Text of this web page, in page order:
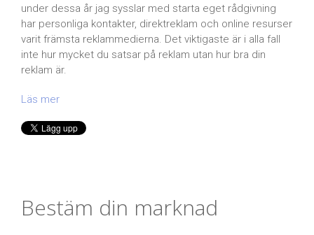
under dessa år jag sysslar med starta eget rådgivning
har personliga kontakter, direktreklam och online resurser
varit främsta reklammedierna. Det viktigaste är i alla fall
inte hur mycket du satsar på reklam utan hur bra din
reklam är.
Läs mer
Bestäm din marknad